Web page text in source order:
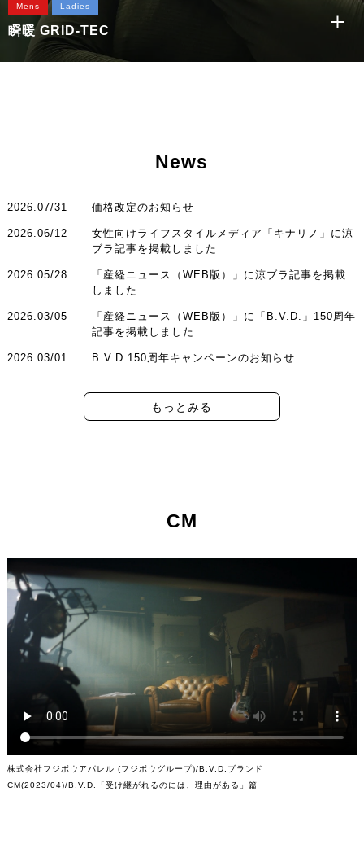
Mens Ladies
瞬暖 GRID-TEC
News
2026.07/31 価格改定のお知らせ
2026.06/12
女性向けライフスタイルメディア「キナリノ」に涼
ブラ記事を掲載しました
2026.05/28
「産経ニュース（WEB版）」に涼ブラ記事を掲載
しました
2026.03/05
「産経ニュース（WEB版）」に「B.V.D.」150周年
記事を掲載しました
2026.03/01 B.V.D.150周年キャンペーンのお知らせ
もっとみる
CM
株式会社フジボウアパレル (フジボウグループ)/B.V.D.ブランド
CM(2023/04)/B.V.D.「受け継がれるのには、理由がある」篇